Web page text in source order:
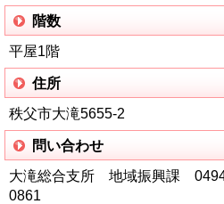
階数
平屋1階
住所
秩父市大滝5655-2
問い合わせ
大滝総合支所 地域振興課
0861